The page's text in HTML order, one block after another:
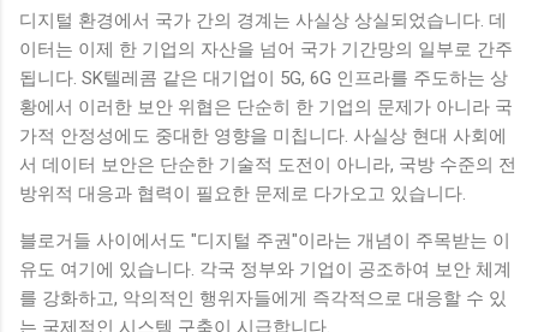
디지털 환경에서 국가 간의 경계는 사실상 상실되었습니다. 데
이터는 이제 한 기업의 자산을 넘어 국가 기간망의 일부로 간주
됩니다. SK텔레콤 같은 대기업이 5G, 6G 인프라를 주도하는 상
황에서 이러한 보안 위협은 단순히 한 기업의 문제가 아니라 국
가적 안정성에도 중대한 영향을 미칩니다. 사실상 현대 사회에
서 데이터 보안은 단순한 기술적 도전이 아니라, 국방 수준의 전
방위적 대응과 협력이 필요한 문제로 다가오고 있습니다.
블로거들 사이에서도 "디지털 주권"이라는 개념이 주목받는 이
유도 여기에 있습니다. 각국 정부와 기업이 공조하여 보안 체계
를 강화하고, 악의적인 행위자들에게 즉각적으로 대응할 수 있
는 국제적인 시스템 구축이 시급합니다.